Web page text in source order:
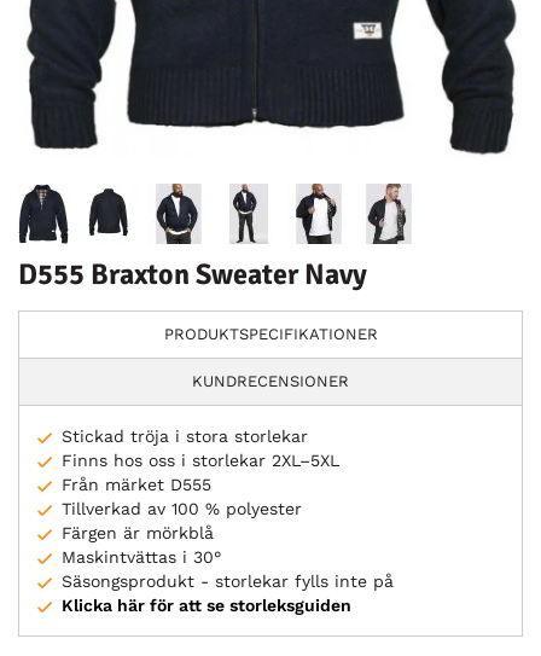
D555 Braxton Sweater Navy
PRODUKTSPECIFIKATIONER
KUNDRECENSIONER
Stickad tröja i stora storlekar
Finns hos oss i storlekar 2XL–5XL
Från märket D555
Tillverkad av 100 % polyester
Färgen är mörkblå
Maskintvättas i 30°
Säsongsprodukt - storlekar fylls inte på
Klicka här för att se storleksguiden